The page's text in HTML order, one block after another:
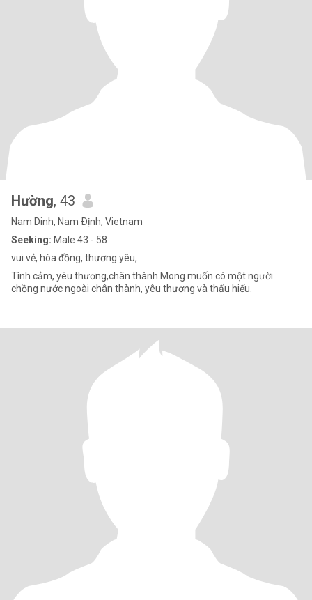
Hường, 43
Nam Dinh, Nam Ðịnh, Vietnam
Seeking: Male 43 - 58
vui vẻ, hòa đồng, thương yêu,
Tình cảm, yêu thương,chân thành.Mong muốn có một người
chồng nước ngoài chân thành, yêu thương và thấu hiểu.